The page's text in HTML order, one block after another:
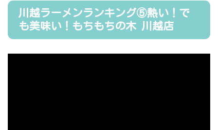
川越ラーメンランキング⑤熱い！で
も美味い！もちもちの木 川越店